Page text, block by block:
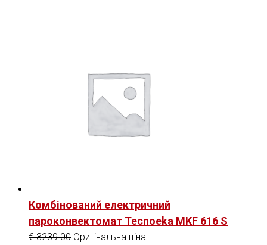
Комбінований електричний
пароконвектомат Tecnoeka MKF 616 S
€3239.00 Оригінальна ціна: